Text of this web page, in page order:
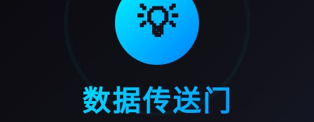
💡
数据传送门